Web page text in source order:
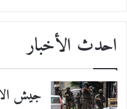
احدث الأخبار
جيش